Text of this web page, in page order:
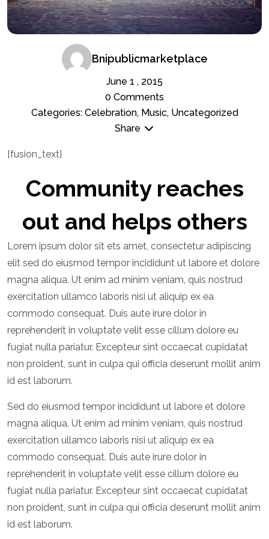
Bnipublicmarketplace
June 1 , 2015
0 Comments
Categories: Celebration, Music, Uncategorized
Share
[fusion_text]
Community reaches
out and helps others
Lorem ipsum dolor sit ets amet, consectetur adipiscing
elit sed do eiusmod tempor incididunt ut labore et dolore
magna aliqua. Ut enim ad minim veniam, quis nostrud
exercitation ullamco laboris nisi ut aliquip ex ea
commodo consequat. Duis aute irure dolor in
reprehenderit in voluptate velit esse cillum dolore eu
fugiat nulla pariatur. Excepteur sint occaecat cupidatat
non proident, sunt in culpa qui officia deserunt mollit anim
id est laborum.
Sed do eiusmod tempor incididunt ut labore et dolore
magna aliqua. Ut enim ad minim veniam, quis nostrud
exercitation ullamco laboris nisi ut aliquip ex ea
commodo consequat. Duis aute irure dolor in
reprehenderit in voluptate velit esse cillum dolore eu
fugiat nulla pariatur. Excepteur sint occaecat cupidatat
non proident, sunt in culpa qui officia deserunt mollit anim
id est laborum.